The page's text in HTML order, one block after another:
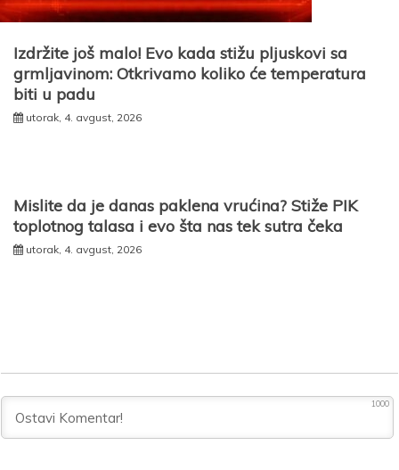
Izdržite još malo! Evo kada stižu pljuskovi sa
grmljavinom: Otkrivamo koliko će temperatura
biti u padu
utorak, 4. avgust, 2026
Mislite da je danas paklena vrućina? Stiže PIK
toplotnog talasa i evo šta nas tek sutra čeka
utorak, 4. avgust, 2026
1000